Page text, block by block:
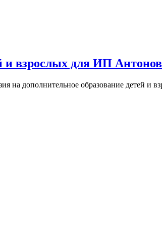
и взрослых для ИП
на дополнительное образование детей и